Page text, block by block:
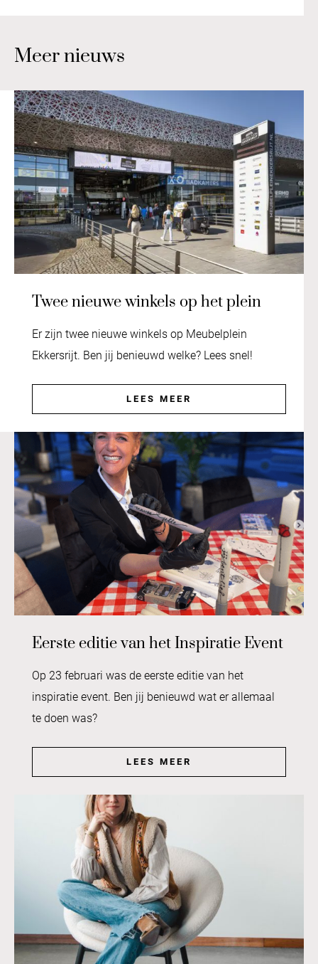
Meer nieuws
Twee nieuwe winkels op het plein
Er zijn twee nieuwe winkels op Meubelplein
Ekkersrijt. Ben jij benieuwd welke? Lees snel!
LEES MEER
Eerste editie van het Inspiratie Event
Op 23 februari was de eerste editie van het
inspiratie event. Ben jij benieuwd wat er allemaal
te doen was?
LEES MEER